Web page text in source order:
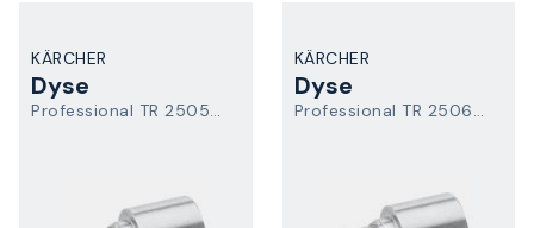
KÄRCHER
Dyse
Professional TR 25055 Easy Force
KÄRCHER
Dyse
Professional TR 25065 Easy Force